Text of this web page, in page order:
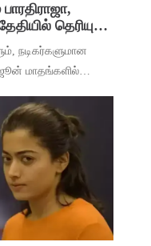
தெரியுமா
நடிகர்களுமான
ஜூன் மாதங்களில்